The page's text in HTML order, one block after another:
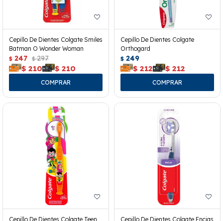
Cepillo De Dientes Colgate Smiles
Batman O Wonder Woman
$ 247 $ 297
$ 210 $ 210
Cepillo De Dientes Colgate
Orthogard
$ 249
$ 212 $ 212
Cepillo De Dientes Colgate Teen
Cepillo De Dientes Colgate Encias